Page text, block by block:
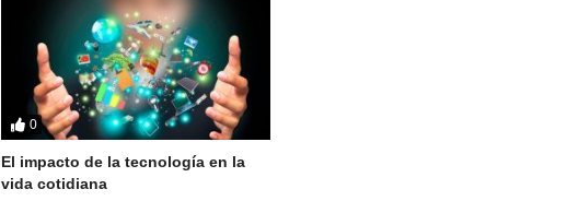
0
El impacto de la tecnología en la
vida cotidiana